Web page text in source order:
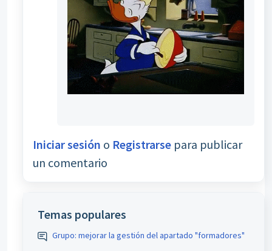
Iniciar sesión o Registrarse para publicar
un comentario
Temas populares
Grupo: mejorar la gestión del apartado "formadores"